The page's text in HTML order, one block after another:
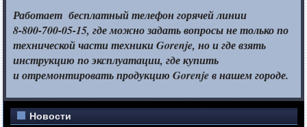
Работает бесплатный телефон горячей линии
8-800-700-05-15, где можно задать вопросыне толькопо
технической части техники Gorenje, нои гдевзять
инструкцию по эксплуатации, где купить
и отремонтироватьпродукцию Gorenjeв нашемгороде.
Новости